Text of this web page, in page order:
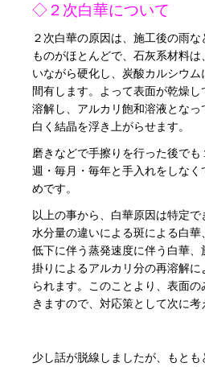
◇２次白華について
２次白華の原因は、施工後の雨
ものがほとんどで、石灰系材料
いながら硬化し、炭酸カルシウ
間有します。よって表面が乾燥
溶解し、アルカリ飽和溶液となっ
白く結晶を浮き上がらせます。
磨きなどで手擦りを行った後で
週・毎月・毎年と手入れをしな
めです。
以上の事から、白華原因は特定
水分量の違いによる斑による白
低下に伴う蒸発速度に伴う白華
掛りによるアルカリ分の再溶解に
られます。このことより、表面
きますので、対応策として次に考
少し話が脱線しましたが、もとも